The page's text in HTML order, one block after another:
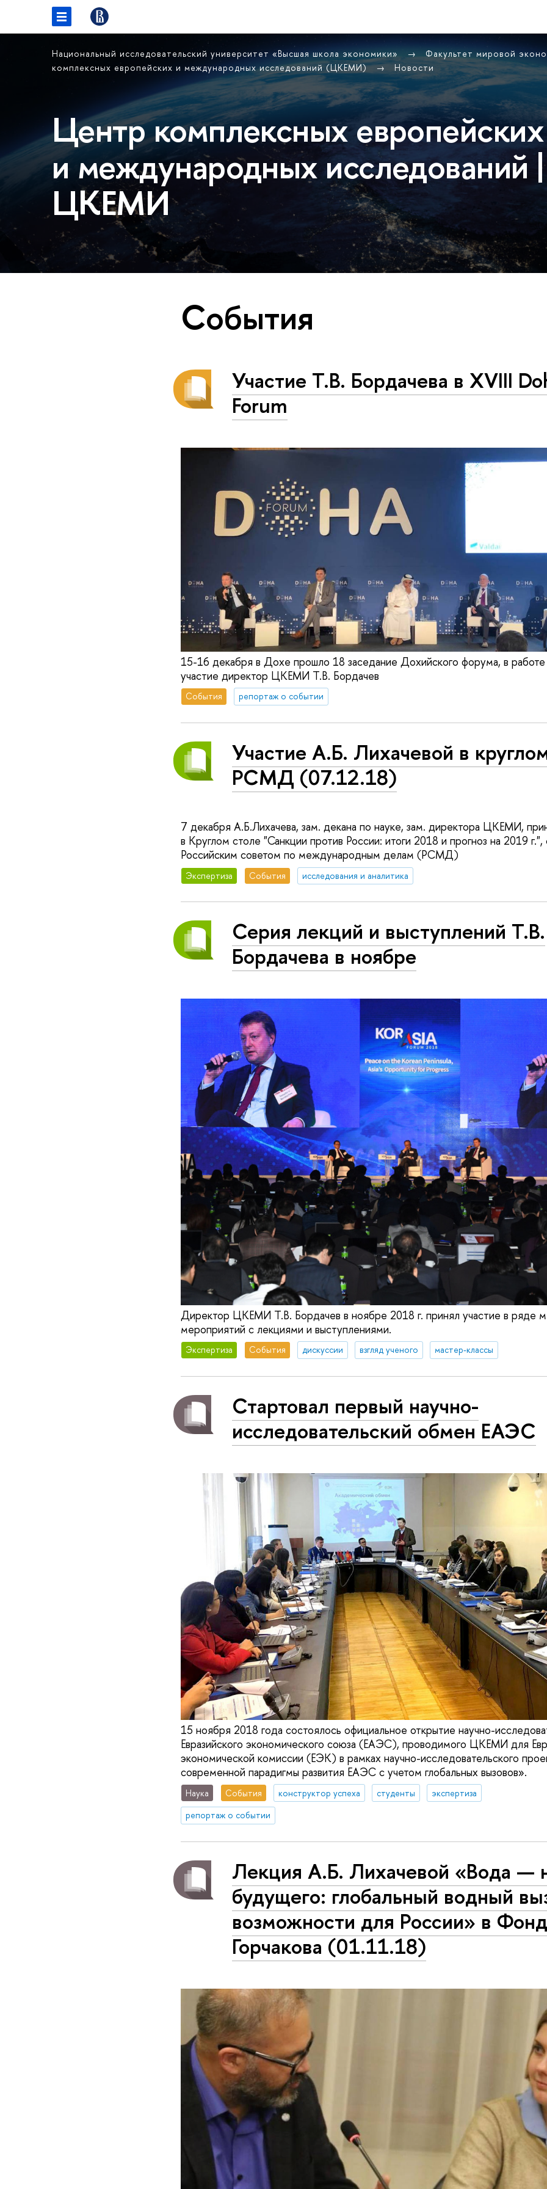
Национальный исследовательский университет «Высшая школа экономики»
Факультет мировой
комплексных европейских и международных исследований (ЦКЕМИ)
Новости
Центр комплексных европейских
и международных исследований |
ЦКЕМИ
События
Участие Т.В. Бордачева в XVIII
Forum
15-16 декабря в Дохе прошло 18 заседание Дохийского форума, в работе
участие директор ЦКЕМИ Т.В. Бордачев
События репортаж о событии
Участие А.Б. Лихачевой в
РСМД (07.12.18)
7 декабря А.Б.Лихачева, зам. декана по науке, зам. директора ЦКЕМИ,
в Круглом столе "Санкции против России: итоги 2018 и прогноз на 2019 г.",
Российским советом по международным делам (РСМД)
Экспертиза События исследования и аналитика
Серия лекций и выступлений Т.В.
Бордачева в ноябре
Директор ЦКЕМИ Т.В. Бордачев в ноябре 2018 г. принял участие в ряде
мероприятий с лекциями и выступлениями.
Экспертиза События дискуссии взгляд ученого мастер-классы
Стартовал первый научно-
исследовательский обмен ЕАЭС
15 ноября 2018 года состоялось официальное открытие научно-
Евразийского экономического союза (ЕАЭС), проводимого ЦКЕМИ для
экономической комиссии (ЕЭК) в рамках научно-исследовательского
современной парадигмы развития ЕАЭС с учетом глобальных вызовов».
Наука События конструктор успеха студенты
экспертиза
репортаж о событии
Лекция А.Б. Лихачевой «Вода —
будущего: глобальный водный
возможности для России» в
Горчакова (01.11.18)